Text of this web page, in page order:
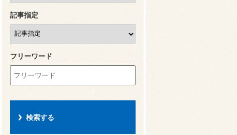
記事指定
フリーワード